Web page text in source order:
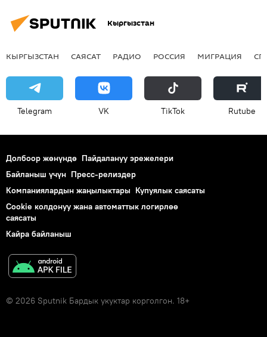
Кыргызстан
КЫРГЫЗСТАН САЯСАТ РАДИО РОССИЯ МИГРАЦИЯ
Telegram VK ТikТоk Rutube
Долбоор жөнүндө Пайдалануу эрежелери
Байланыш үчүн Пресс-релиздер
Компаниялардын жаңылыктары Купуялык саясаты
Cookie колдонуу жана автоматтык логирлөө
саясаты
Кайра байланыш
© 2026 Sputnik Бардык укуктар корголгон. 18+